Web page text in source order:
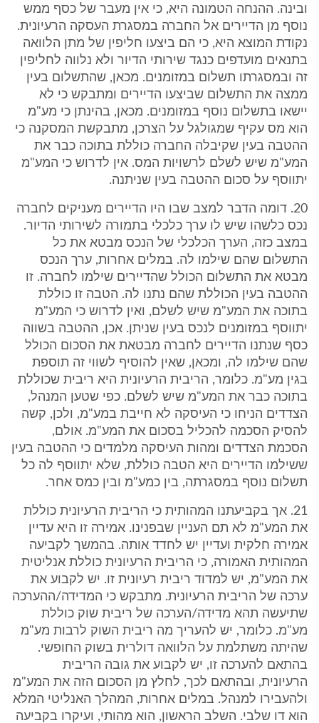
ובינה. ההנחה הטמונה היא, כי אין מעבר של כסף ממש
נוסף מן הדיירים אל החברה במסגרת העסקה הרעיונית.
נקודת המוצא היא, כי הם ביצעו חליפין של מתן הלוואה
בתנאים מועדפים כנגד שירותי הדיור ולא נלווה לחליפין
זה ובמסגרתו תשלום במזומנים. מכאן, שהתשלום בעין
ממצה את התשלום שביצעו הדיירים ומתבקש כי לא
יישאו בתשלום נוסף במזומנים. מכאן, בהינתן כי מע"מ
הוא מס עקיף שמגולגל על הצרכן, מתבקשת המסקנה כי
ההטבה בעין שקיבלה החברה כוללת בתוכה כבר את
המע"מ שיש לשלם לרשויות המס. אין לדרוש כי המע"מ
יתווסף על סכום ההטבה בעין שניתנה.
20. דומה הדבר למצב שבו היו הדיירים מעניקים לחברה
נכס כלשהו שיש לו ערך כלכלי בתמורה לשירותי הדיור.
במצב כזה, הערך הכלכלי של הנכס מבטא את כל
התשלום שהם שילמו לה. במלים אחרות, ערך הנכס
מבטא את התשלום הכולל שהדיירים שילמו לחברה. זו
ההטבה בעין הכוללת שהם נתנו לה. הטבה זו כוללת
בתוכה את המע"מ שיש לשלם, ואין לדרוש כי המע"מ
יתווסף במזומנים לנכס בעין שניתן. אכן, ההטבה בשווה
כסף שנתנו הדיירים לחברה מבטאת את הסכום הכולל
שהם שילמו לה, ומכאן, שאין להוסיף לשווי זה תוספת
בגין מע"מ. כלומר, הריבית הרעיונית היא ריבית שכוללת
בתוכה כבר את המע"מ שיש לשלם. כפי שטען המנהל,
הצדדים הניחו כי העיסקה לא חייבת במע"מ, ולכן, קשה
להסיק הסכמה להכליל בסכום את המע"מ. אולם,
הסכמת הצדדים ומהות העיסקה מלמדים כי ההטבה בעין
ששילמו הדיירים היא הטבה כוללת, שלא יתווסף לה כל
תשלום נוסף במסגרתה, בין כמע"מ ובין כמס אחר.
21. אך בקביעתנו המהותית כי הריבית הרעיונית כוללת
את המע"מ לא תם העניין שבפנינו. אמירה זו היא עדיין
אמירה חלקית ועדיין יש לחדד אותה. בהמשך לקביעה
המהותית האמורה, כי הריבית הרעיונית כוללת אנליטית
את המע"מ, יש למדוד ריבית רעיונית זו. יש לקבוע את
ערכה של הריבית הרעיונית. מתבקש כי המדידה/ההערכה
שתיעשה תהא מדידה/הערכה של ריבית שוק כוללת
מע"מ. כלומר, יש להעריך מה ריבית השוק לרבות מע"מ
שהיתה משתלמת על הלוואה דולרית בשוק החופשי.
בהתאם להערכה זו, יש לקבוע את גובה הריבית
הרעיונית, ובהתאם לכך, לחלץ מן הסכום הזה את המע"מ
ולהעבירו למנהל. במלים אחרות, המהלך האנליטי המלא
הוא דו שלבי. השלב הראשון, הוא מהותי, ועיקרו בקביעה